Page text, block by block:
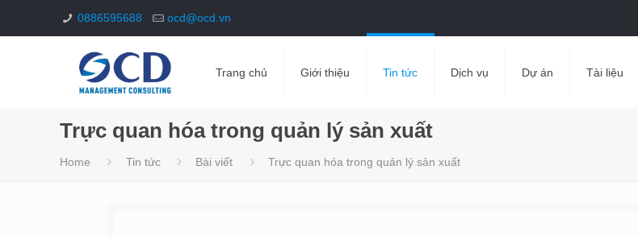
0886595688 ocd@ocd.vn
Trang chủ Giới thiệu Tin tức Dịch vụ Dự án Tài liệu
Trực quan hóa trong quản lý sản xuất
Home Tin tức Bài viết Trực quan hóa trong quản lý sản xuất